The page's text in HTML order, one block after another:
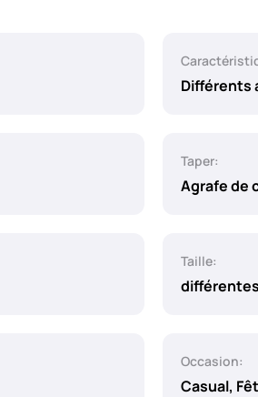
Différents
Taper:
Agrafe de
Taille:
Occasion:
Casual,